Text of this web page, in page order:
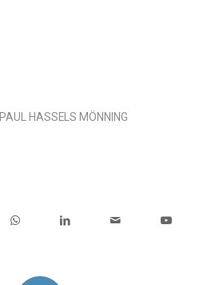
PAUL HASSELS MÖNNING